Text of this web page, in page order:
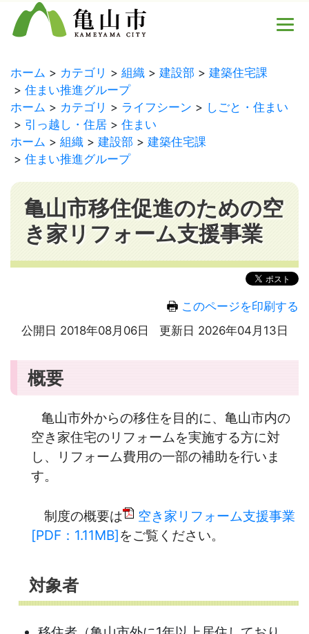
ホーム カテゴリ 組織 建設部
建築住宅課
住まい推進グループ
ホーム
カテゴリ ライフシーン
しごと・住まい
引っ越し・住居
住まい
ホーム
組織 建設部
建築住宅課
住まい推進グループ
亀山市移住促進のための空
き家リフォーム支援事業
このページを印刷する
公開日 2018年08月06日
更新日 2026年04月13日
概要
亀山市外からの移住を目的に、亀山市内の
空き家住宅のリフォームを実施する方に対
し、リフォーム費用の一部の補助を行いま
す。
制度の概要は
空き家リフォーム支援事業
[PDF：1.11MB]をご覧ください。
対象者